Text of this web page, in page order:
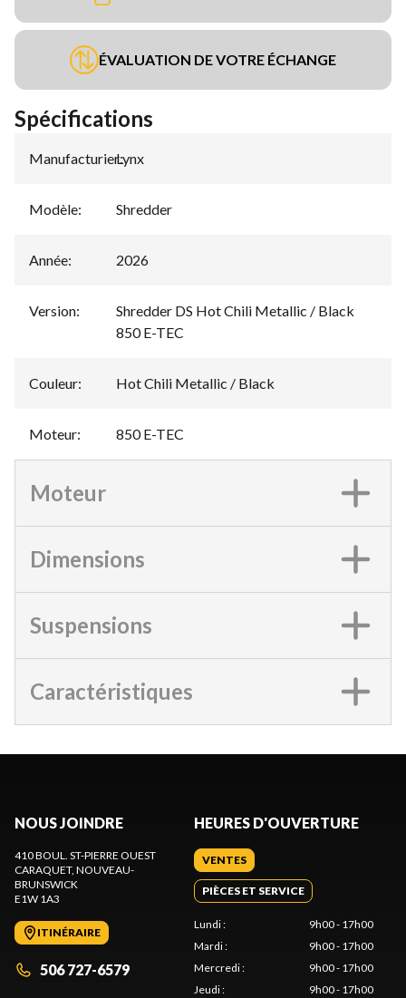
ÉVALUATION DE VOTRE ÉCHANGE
Spécifications
Manufacturier:
Lynx
Modèle: Shredder
Année: 2026
Version:
Shredder DS Hot Chili Metallic / Black
850 E-TEC
Couleur: Hot Chili Metallic / Black
Moteur: 850 E-TEC
Moteur
Dimensions
Suspensions
Caractéristiques
NOUS JOINDRE
410 BOUL. ST-PIERRE OUEST
CARAQUET, NOUVEAU-
BRUNSWICK
E1W 1A3
ITINÉRAIRE
506 727-6579
HEURES D'OUVERTURE
VENTES
PIÈCES ET SERVICE
Lundi:
9h00 - 17h00
Mardi:
9h00 - 17h00
Mercredi:
9h00 - 17h00
Jeudi: 9h00 - 17h00